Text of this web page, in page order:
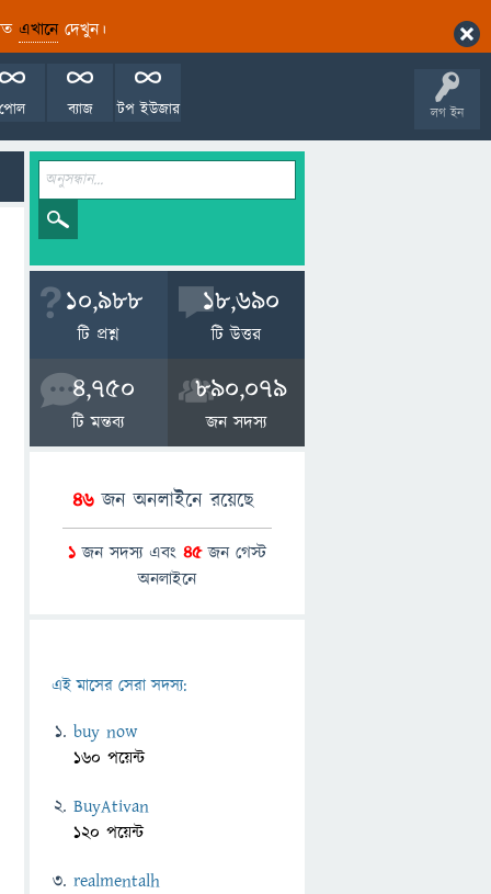
এখানেদেখুন।
লগ ইন
টপ ইউজার
ব্যাজ
পোল
10,988
টি প্রশ্ন
18,690
টি উত্তর
4,750
টি মন্তব্য
890,079
জন সদস্য
46জন অনলাইনে রয়েছে
1 জন সদস্য এবং 45জন গেস্ট
অনলাইনে
এই মাসের সেরা সদস্য:
buy now
160 পয়েন্ট
BuyAtivan
120 পয়েন্ট
realmentalh